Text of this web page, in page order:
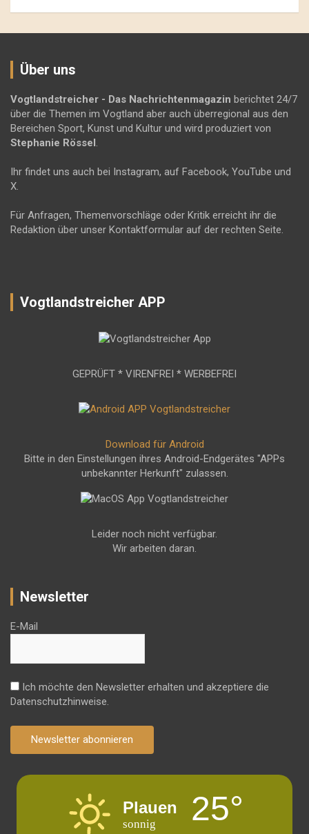
Über uns
Vogtlandstreicher - Das Nachrichtenmagazin berichtet 24/7
über die Themen im Vogtland aber auch überregional aus den
Bereichen Sport, Kunst und Kultur und wird produziert von
Stephanie Rössel .
Ihr findet uns auch bei Instagram, auf Facebook, YouTube und
X.
Für Anfragen, Themenvorschläge oder Kritik erreicht ihr die
Redaktion über unser Kontaktformular auf der rechten Seite.
Vogtlandstreicher APP
GEPRÜFT * VIRENFREI * WERBEFREI
Download für Android
Bitte in den Einstellungen ihres Android-Endgerätes "APPs
unbekannter Herkunft" zulassen.
Leider noch nicht verfügbar.
Wir arbeiten daran.
Newsletter
E-Mail
Ich möchte den Newsletter erhalten und akzeptiere die
Datenschutzhinweise.
Newsletter abonnieren
Plauen
sonnig 25°